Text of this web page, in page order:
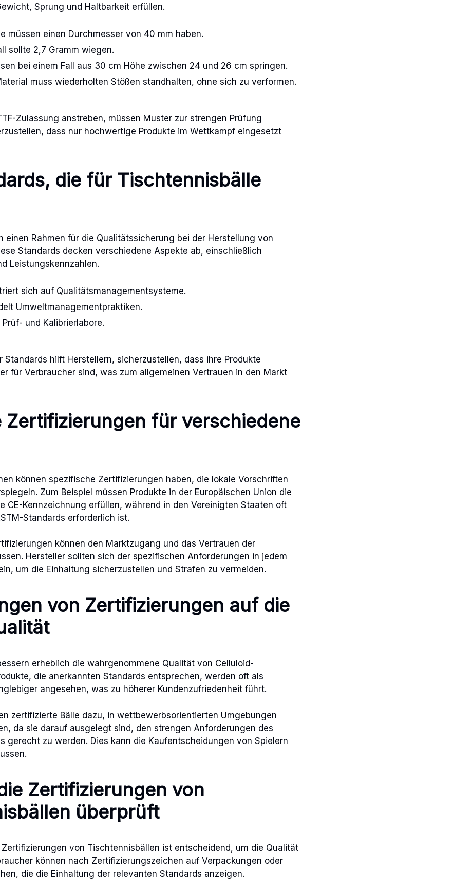
Sprung und Haltbarkeit erfüllen.
müssen einen Durchmesser von 40 mm haben.
sollte 2,7 Gramm wiegen.
bei einem Fall aus 30 cm Höhe zwischen 24 und 26 cm springen.
muss wiederholten Stößen standhalten, ohne sich zu verformen.
Zulassung anstreben, müssen Muster zur strengen Prüfung
dass nur hochwertige Produkte im Wettkampf eingesetzt
die für Tischtennisbälle
einen Rahmen für die Qualitätssicherung bei der Herstellung von
Standards decken verschiedene Aspekte ab, einschließlich
Leistungskennzahlen.
sich auf Qualitätsmanagementsysteme.
Umweltmanagementpraktiken.
Prüf- und Kalibrierlabore.
Standards hilft Herstellern, sicherzustellen, dass ihre Produkte
für Verbraucher sind, was zum allgemeinen Vertrauen in den Markt
Zertifizierungen für verschiedene
können spezifische Zertifizierungen haben, die lokale Vorschriften
Zum Beispiel müssen Produkte in der Europäischen Union die
CE-Kennzeichnung erfüllen, während in den Vereinigten Staaten oft
Standards erforderlich ist.
können den Marktzugang und das Vertrauen der
Hersteller sollten sich der spezifischen Anforderungen in jedem
um die Einhaltung sicherzustellen und Strafen zu vermeiden.
von Zertifizierungen auf die
erheblich die wahrgenommene Qualität von Celluloid-
die anerkannten Standards entsprechen, werden oft als
angesehen, was zu höherer Kundenzufriedenheit führt.
zertifizierte Bälle dazu, in wettbewerbsorientierten Umgebungen
da sie darauf ausgelegt sind, den strengen Anforderungen des
gerecht zu werden. Dies kann die Kaufentscheidungen von Spielern
Zertifizierungen von
überprüft
von Tischtennisbällen ist entscheidend, um die Qualität
können nach Zertifizierungszeichen auf Verpackungen oder
die die Einhaltung der relevanten Standards anzeigen.